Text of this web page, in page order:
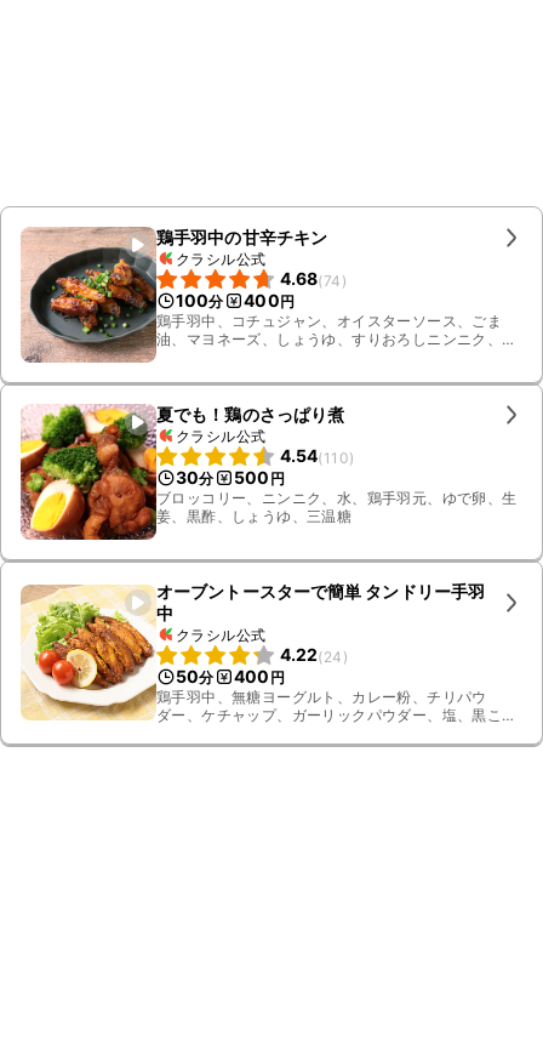
鶏手羽中の甘辛チキン
クラシル公式
4.68(74 )
100分 400円
鶏手羽中、コチュジャン、オイスターソース、ごま
油、マヨネーズ、しょうゆ、すりおろしニンニク、一
夏でも！鶏のさっぱり煮
クラシル公式
4.54(110)
30分 500 円
ブロッコリー、ニンニク、水、鶏手羽元、ゆで卵、生
姜、黒酢、しょうゆ、三温糖
オーブントースターで簡単 タンドリー手羽
中
クラシル公式
4.22(24 )
50分 400 円
鶏手羽中、無糖ヨーグルト、カレー粉、チリパウ
ダー、ケチャップ、ガーリックパウダー、塩、黒こ